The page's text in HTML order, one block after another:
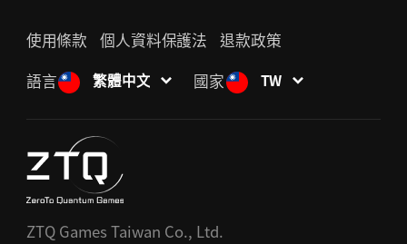
使用條款 個人資料保護法
退款政策
語言
繁體中文 國家 TW
ZTQ Games Taiwan Co., Ltd.